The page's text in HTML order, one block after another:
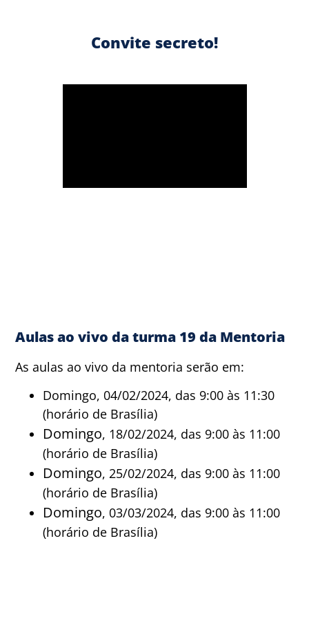
Convite secreto!
Aulas ao vivo da turma 19 da Mentoria
As aulas ao vivo da mentoria serão em:
Domingo, 04/02/2024, das 9:00 às 11:30
(horário de Brasília)
Domingo, 18/02/2024, das 9:00 às 11:00
(horário de Brasília)
Domingo, 25/02/2024, das 9:00 às 11:00
(horário de Brasília)
Domingo, 03/03/2024, das 9:00 às 11:00
(horário de Brasília)